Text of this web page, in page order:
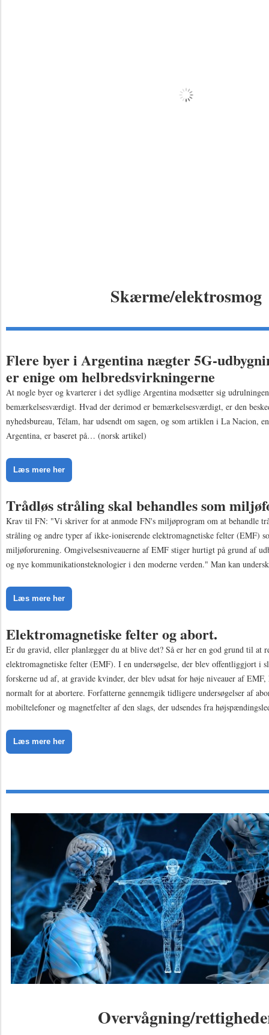
Skærme/elektrosmog
Flere byer i Argentina nægter 5G-
er enige om helbredsvirkningerne
At nogle byer og kvarterer i det sydlige Argentina modsætter sig
bemærkelsesværdigt. Hvad der derimod er bemærkelsesværdigt, er den
nyhedsbureau, Télam, har udsendt om sagen, og som artiklen i La Nacion,
Argentina, er baseret på… (norsk artikel)
Læs mere her
Trådløs stråling skal behandles som
Krav til FN: "Vi skriver for at anmode FN's miljøprogram om at behandle
stråling og andre typer af ikke-ioniserende elektromagnetiske felter (EMF)
miljøforurening. Omgivelsesniveauerne af EMF stiger hurtigt på grund af
og nye kommunikationsteknologier i den moderne verden." Man kan
Læs mere her
Elektromagnetiske felter og abort.
Er du gravid, eller planlægger du at blive det? Så er her en god grund til at
elektromagnetiske felter (EMF). I en undersøgelse, der blev offentliggjort i
forskerne ud af, at gravide kvinder, der blev udsat for høje niveauer af EMF,
normalt for at abortere. Forfatterne gennemgik tidligere undersøgelser af
mobiltelefoner og magnetfelter af den slags, der udsendes fra
Læs mere her
Overvågning/